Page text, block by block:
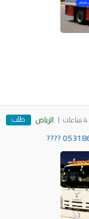
الرياض طلب